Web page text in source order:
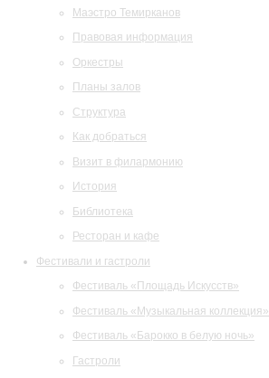
Маэстро Темирканов
Правовая информация
Оркестры
Планы залов
Структура
Как добраться
Визит в филармонию
История
Библиотека
Ресторан и кафе
Фестивали и гастроли
Фестиваль «Площадь Искусств»
Фестиваль «Музыкальная коллекция»
Фестиваль «Барокко в белую ночь»
Гастроли